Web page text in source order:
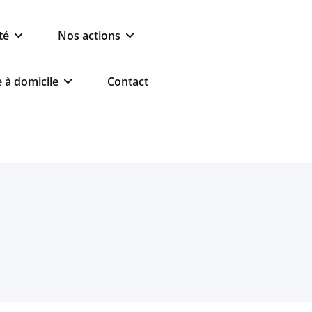
Nos actions
à domicile Contact